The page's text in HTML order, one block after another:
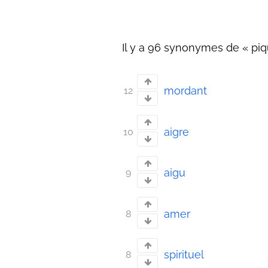
Il y a 96 synonymes de «
12 mordant
10 aigre
9 aigu
8 amer
8 spirituel